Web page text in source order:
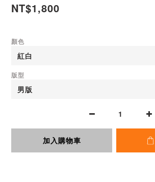
NT$1,800
顏色
版型
加入購物車